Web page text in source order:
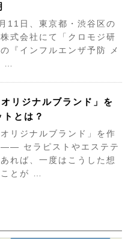
11日、東京都・渋谷区の
式会社にて「クロモジ研
『インフルエンザ予防 メ
…
リジナルブランド」を
とは？
リジナルブランド」を作
―― セラピストやエステテ
れば、一度はこうした想
とが …